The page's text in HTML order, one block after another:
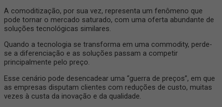
A comoditização, por sua vez, representa um fenômeno que
pode tornar o mercado saturado, com uma oferta abundante de
soluções tecnológicas similares.
Quando a tecnologia se transforma em uma commodity, perde-
se a diferenciação e as soluções passam a competir
principalmente pelo preço.
Esse cenário pode desencadear uma “guerra de preços”, em que
as empresas disputam clientes com reduções de custo, muitas
vezes à custa da inovação e da qualidade.